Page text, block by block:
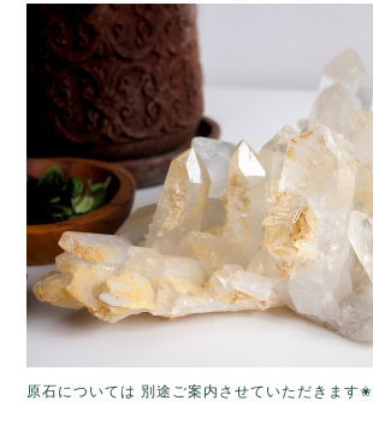
原石については 別途ご案内させていただきます✬